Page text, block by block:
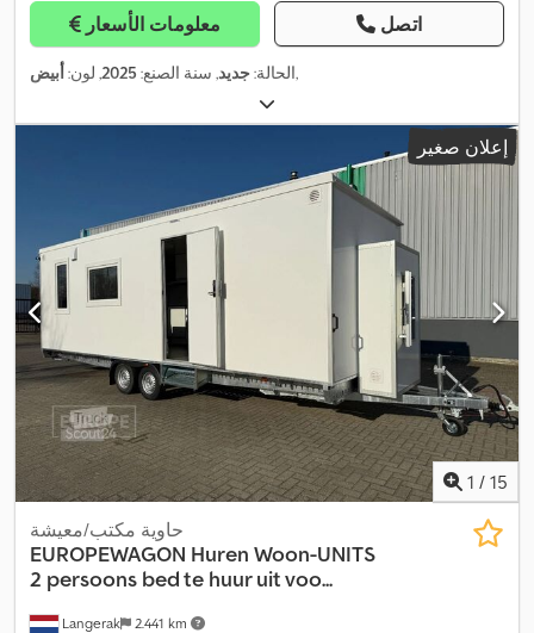
معلومات الأسعار اتصل
الحالة:جديد, سنة الصنع: 2025, لون:أبيض ,
إعلان صغير
1 / 15
Langerak 2.441 km
حاوية مكتب/معيشة
EUROPEWAGON Huren Woon-UNITS
2 persoons bed te huur uit voo...